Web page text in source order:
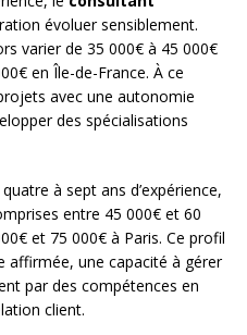
évoluer sensiblement.
varier de 35 000€ à 45 000€
en Île-de-France. À ce
avec une autonomie
des spécialisations
à sept ans d’expérience,
entre 45 000€ et 60
et 75 000€ à Paris. Ce profil
affirmée, une capacité à gérer
par des compétences en
client.